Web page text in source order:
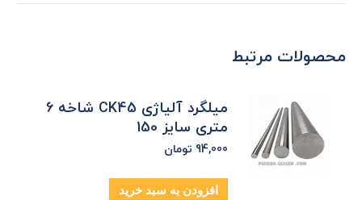
محصولات مرتبط
میلگرد آلیاژی CK45 شاخه 6
متری سایز 150
94,000 تومان
افزودن به سبد خرید